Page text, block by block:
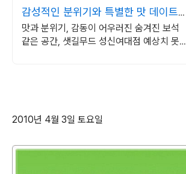
감성적인 분위기와 특별한 맛 데이트를
위한 특별한 공간
맛과 분위기, 감동이 어우러진 숨겨진 보석
같은 공간, 샛길무드 성신여대점 예상치 못한
2010년 4월 3일 토요일